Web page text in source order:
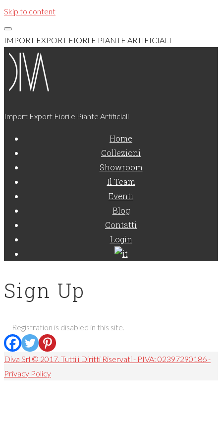
Skip to content
IMPORT EXPORT FIORI E PIANTE ARTIFICIALI
Import Export Fiori e Piante Artificiali
Home
Collezioni
Showroom
Il Team
Eventi
Blog
Contatti
Login
Sign Up
Registration is disabled in this site.
Diva Srl © 2017. Tutti i Diritti Riservati - PIVA: 02397290186 -
Privacy Policy